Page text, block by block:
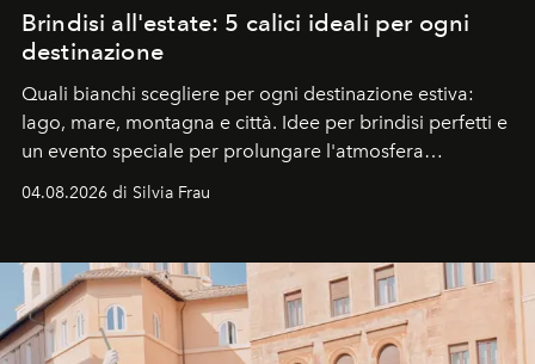
Brindisi all'estate: 5 calici ideali per ogni
destinazione
Quali bianchi scegliere per ogni destinazione estiva:
lago, mare, montagna e città. Idee per brindisi perfetti e
un evento speciale per prolungare l'atmosfera
04.08.2026 di Silvia Frau